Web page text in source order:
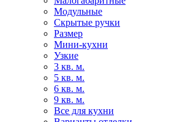
Модульные
Скрытые ручки
Размер
Мини-кухни
Узкие
3 кв. м.
5 кв. м.
6 кв. м.
9 кв. м.
Все для кухни